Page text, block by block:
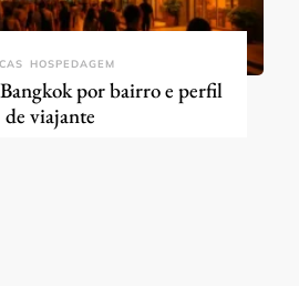
HOSPEDAGEM
por bairro e perfil
de viajante